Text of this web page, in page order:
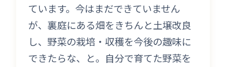
ています。今はまだできていません
が、裏庭にある畑をきちんと土壌改良
し、野菜の栽培・収穫を今後の趣味に
できたらな、と。自分で育てた野菜を